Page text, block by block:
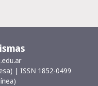
| ISSN 1852-0499